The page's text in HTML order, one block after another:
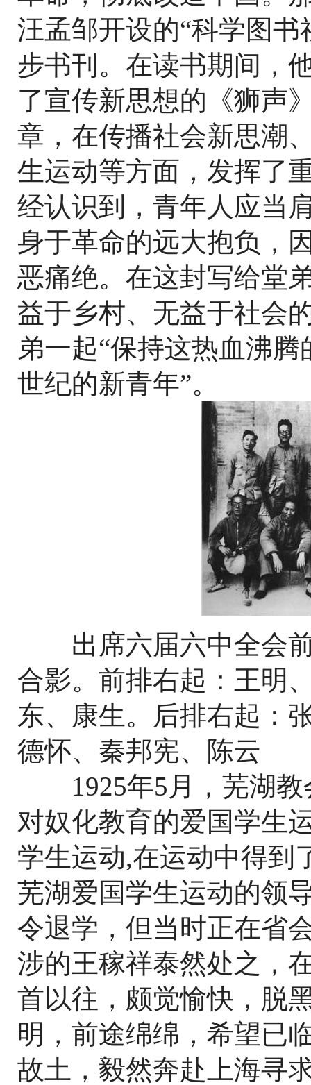
汪孟邹开设的“科学图
步书刊。在读书期间，
了宣传新思想的《狮声
章，在传播社会新思潮
生运动等方面，发挥了
经认识到，青年人应当
身于革命的远大抱负，
恶痛绝。在这封写给堂
益于乡村、无益于社会
弟一起“保持这热血沸
世纪的新青年”。
出席六届六中全会前
合影。前排右起：王明
东、康生。后排右起：
德怀、秦邦宪、陈云
1925年5月，芜湖教
对奴化教育的爱国学生
学生运动,在运动中得到
芜湖爱国学生运动的领
令退学，但当时正在省
涉的王稼祥泰然处之，
首以往，颇觉愉快，脱
明，前途绵绵，希望已
故土，毅然奔赴上海寻